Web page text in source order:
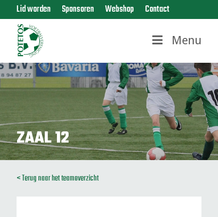
Lid worden Sponsoren Webshop Contact
Menu
ZAAL 12
< Terug naar het teamoverzicht